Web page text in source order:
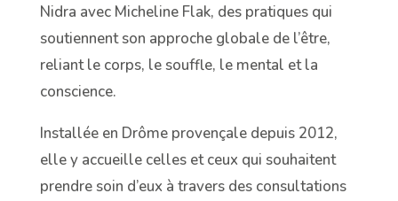
Nidra avec Micheline Flak, des pratiques qui
soutiennent son approche globale de l’être,
reliant le corps, le souffle, le mental et la
conscience.
Installée en Drôme provençale depuis 2012,
elle y accueille celles et ceux qui souhaitent
prendre soin d’eux à travers des consultations